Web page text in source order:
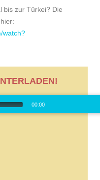
bis zur Türkei? Die
watch?
00:00